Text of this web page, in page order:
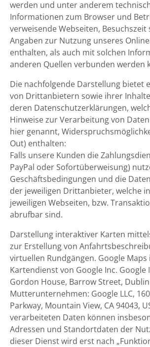
werden und unter anderem
Informationen zum Browser und
verweisende Webseiten, Besuchszeit
Angaben zur Nutzung unseres
enthalten, als auch mit solchen
anderen Quellen verbunden werden
Die nachfolgende Darstellung bietet
von Drittanbietern sowie ihrer
deren Datenschutzerklärungen,
Hinweise zur Verarbeitung von
hier genannt,
Out) enthalten:
Falls unsere Kunden die
PayPal oder Sofortüberweisung)
Geschäftsbedingungen und die
der jeweiligen Drittanbieter, welche
jeweiligen Webseiten, bzw.
abrufbar sind.
Darstellung interaktiver Karten
zur Erstellung von
virtuellen Rundgängen. Google Maps
Kartendienst von Google Inc. Google
Gordon House, Barrow Street,
Mutterunternehmen: Google LLC,
Parkway, Mountain View, CA 94043,
verarbeiteten Daten können
Adressen und Standortdaten der
dieser Dienst wird erst nach